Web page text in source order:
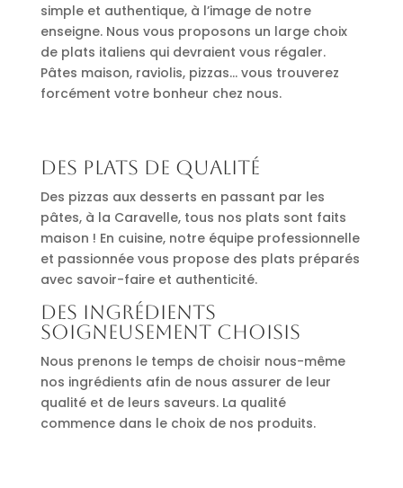
simple et authentique, à l’image de notre
enseigne. Nous vous proposons un large choix
de plats italiens qui devraient vous régaler.
Pâtes maison, raviolis, pizzas… vous trouverez
forcément votre bonheur chez nous.
Des plats de qualité
Des pizzas aux desserts en passant par les
pâtes, à la Caravelle, tous nos plats sont faits
maison ! En cuisine, notre équipe professionnelle
et passionnée vous propose des plats préparés
avec savoir-faire et authenticité.
Des ingrédients
soigneusement choisis
Nous prenons le temps de choisir nous-même
nos ingrédients afin de nous assurer de leur
qualité et de leurs saveurs. La qualité
commence dans le choix de nos produits.